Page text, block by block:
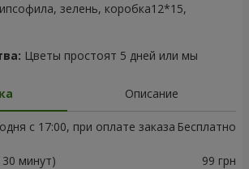
зелень, коробка12*15,
Цветы простоят 5 дней или мы
Описание
с 17:00, при оплате заказа Бесплатно
30 минут)
99 грн